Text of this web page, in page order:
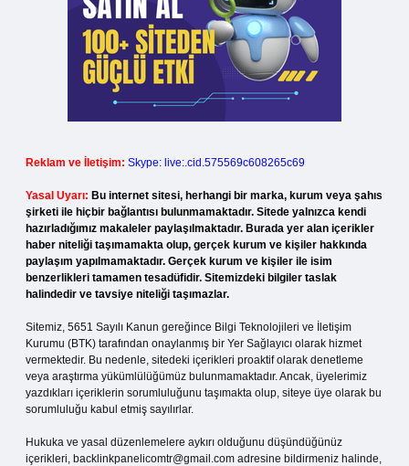
Reklam ve İletişim: Skype: live:.cid.575569c608265c69
Yasal Uyarı: Bu internet sitesi, herhangi bir marka, kurum veya şahıs
şirketi ile hiçbir bağlantısı bulunmamaktadır. Sitede yalnızca kendi
hazırladığımız makaleler paylaşılmaktadır. Burada yer alan içerikler
haber niteliği taşımamakta olup, gerçek kurum ve kişiler hakkında
paylaşım yapılmamaktadır. Gerçek kurum ve kişiler ile isim
benzerlikleri tamamen tesadüfidir. Sitemizdeki bilgiler taslak
halindedir ve tavsiye niteliği taşımazlar.
Sitemiz, 5651 Sayılı Kanun gereğince Bilgi Teknolojileri ve İletişim
Kurumu (BTK) tarafından onaylanmış bir Yer Sağlayıcı olarak hizmet
vermektedir. Bu nedenle, sitedeki içerikleri proaktif olarak denetleme
veya araştırma yükümlülüğümüz bulunmamaktadır. Ancak, üyelerimiz
yazdıkları içeriklerin sorumluluğunu taşımakta olup, siteye üye olarak bu
sorumluluğu kabul etmiş sayılırlar.
Hukuka ve yasal düzenlemelere aykırı olduğunu düşündüğünüz
içerikleri, backlinkpanelicomtr@gmail.com adresine bildirmeniz halinde,